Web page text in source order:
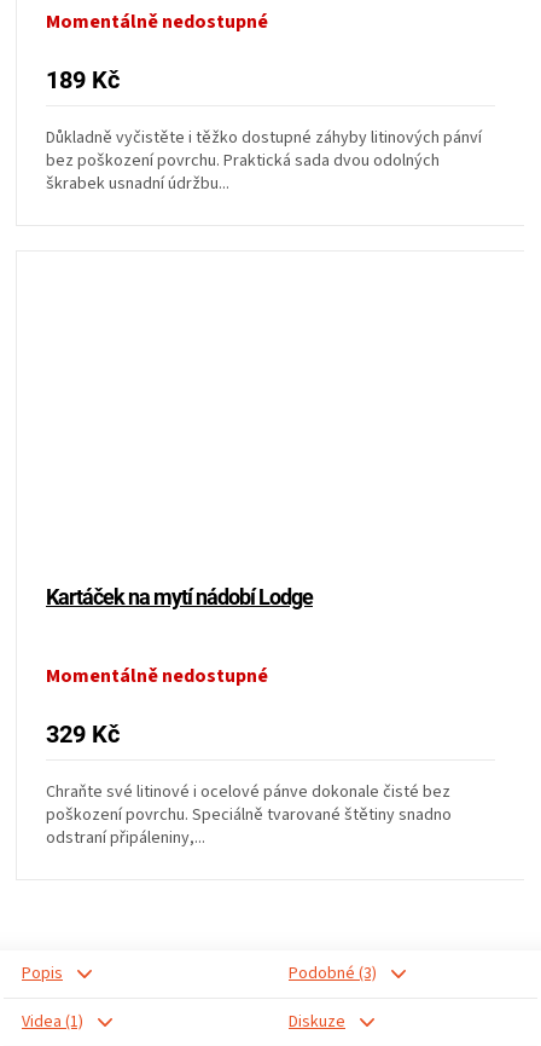
(CZK)
Momentálně nedostupné
189 Kč
Důkladně vyčistěte i těžko dostupné záhyby litinových pánví
bez poškození povrchu. Praktická sada dvou odolných
škrabek usnadní údržbu...
Kartáček na mytí nádobí Lodge
Momentálně nedostupné
329 Kč
Chraňte své litinové i ocelové pánve dokonale čisté bez
poškození povrchu. Speciálně tvarované štětiny snadno
odstraní připáleniny,...
Popis
Podobné (3)
Videa (1)
Diskuze